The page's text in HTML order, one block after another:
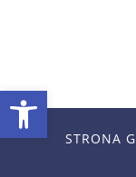
Otwórz
STRONA